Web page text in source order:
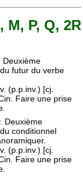
P, Q, 2R
Deuxième
futur du verbe
v. (p.p.inv.) [cj.
Faire une prise
Deuxième
conditionnel
v. (p.p.inv.) [cj.
Faire une prise